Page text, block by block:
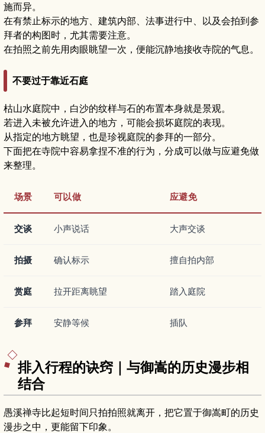
施而异。
在有禁止标示的地方、建筑内部、法事进行中、以及会拍到参
拜者的构图时，尤其需要注意。
在拍照之前先用肉眼眺望一次，便能沉静地接收寺院的气息。
不要过于靠近石庭
枯山水庭院中，白沙的纹样与石的布置本身就是景观。
若进入未被允许进入的地方，可能会损坏庭院的表现。
从指定的地方眺望，也是珍视庭院的参拜的一部分。
下面把在寺院中容易拿捏不准的行为，分成可以做与应避免做
来整理。
场景 可以做 应避免
交谈 小声说话 大声交谈
拍摄 确认标示 擅自拍内部
赏庭 拉开距离眺望 踏入庭院
参拜 安静等候 插队
排入行程的诀窍｜与御嵩的历史漫步相
结合
愚溪禅寺比起短时间只拍拍照就离开，把它置于御嵩町的历史
漫步之中，更能留下印象。